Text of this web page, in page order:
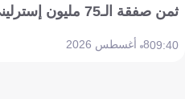
ثمن صفقة الـ75 مليون إسترليني؟
09:408 أغسطس 2026